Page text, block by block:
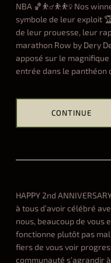
NBA 🏀⛹️‍♂️⛹️⛹️‍♀️ Nos
symbole de leur exploit
de leur prouesse, leur
marathon Row by Dery
apposé sur le
entrée dans le panthéon
CONTINUE
h
w
d
o
w
n
HAPPY 2nd
à tous d’avoir célébré
nous, beaucoup de vous
fonctionne plutôt pas
fiers de vous voir
communauté s’agrandir